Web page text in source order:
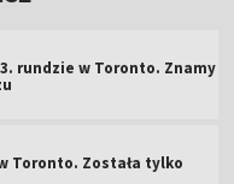
rundzie w Toronto. Znamy
Toronto. Została tylko